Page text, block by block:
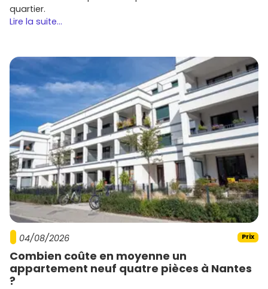
quartier.
Lire la suite...
04/08/2026 Prix
Combien coûte en moyenne un
appartement neuf quatre pièces à Nantes
?